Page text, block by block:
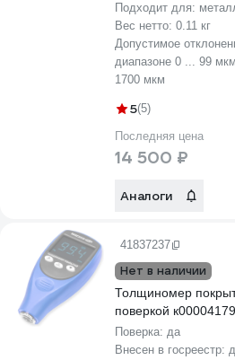
Подходит для:
Вес нетто: 0.11 кг
Допустимое
диапазоне 0 ... 99
1700 мкм
5(5)
Последняя цена
14 500 ₽
Аналоги
41837237
Нет в наличии
Толщиномер
поверкой
Поверка: да
Внесен в госреестр: